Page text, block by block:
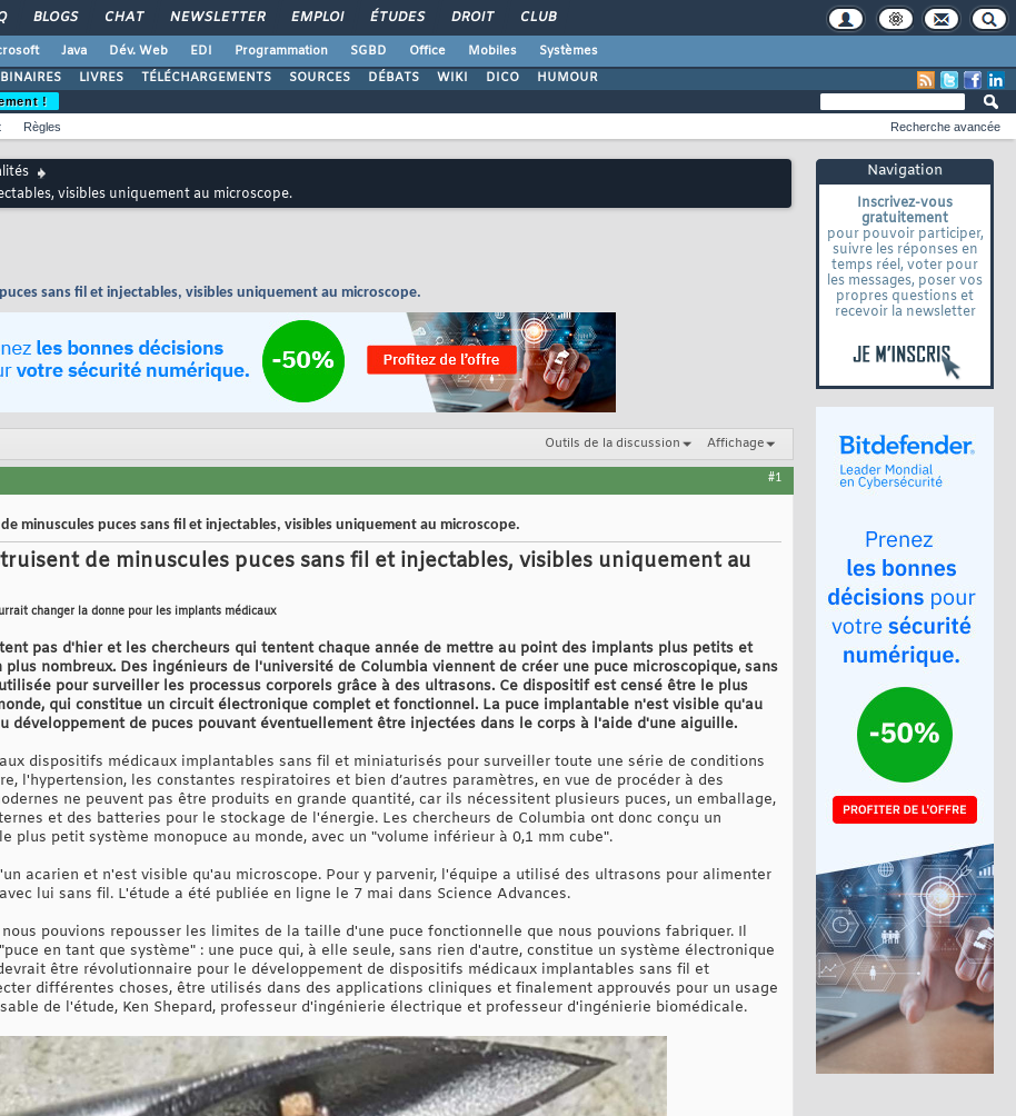
BLOGS CHAT NEWSLETTER EMPLOI ÉTUDES DROIT CLUB
Java Dév. Web EDI Programmation SGBD Office Mobiles
Systèmes
LIVRES TÉLÉCHARGEMENTS SOURCES DÉBATS WIKI DICO HUMOUR
Navigation
Inscrivez-vous
gratuitement
pour pouvoir participer,
suivre les réponses en
temps réel, voter pour
les messages, poser vos
propres questions et
recevoir la newsletter
!
Règles Recherche avancée
visibles uniquement au microscope.
sans fil et injectables, visibles uniquement au microscope.
Outils de la discussion Affichage
#1
minuscules puces sans fil et injectables, visibles uniquement au microscope.
de minuscules puces sans fil et injectables, visibles uniquement au
changer la donne pour les implants médicaux
pas d'hier et les chercheurs qui tentent chaque année de mettre au point des implants plus petits et
nombreux. Des ingénieurs de l'université de Columbia viennent de créer une puce microscopique, sans
pour surveiller les processus corporels grâce à des ultrasons. Ce dispositif est censé être le plus
qui constitue un circuit électronique complet et fonctionnel. La puce implantable n'est visible qu'au
développement de puces pouvant éventuellement être injectées dans le corps à l'aide d'une aiguille.
dispositifs médicaux implantables sans fil et miniaturisés pour surveiller toute une série de conditions
l'hypertension, les constantes respiratoires et bien d’autres paramètres, en vue de procéder à des
ne peuvent pas être produits en grande quantité, car ils nécessitent plusieurs puces, un emballage,
et des batteries pour le stockage de l'énergie. Les chercheurs de Columbia ont donc conçu un
plus petit système monopuce au monde, avec un "volume inférieur à 0,1 mm cube".
acarien et n'est visible qu'au microscope. Pour y parvenir, l'équipe a utilisé des ultrasons pour alimenter
lui sans fil. L'étude a été publiée en ligne le 7 mai dans Science Advances.
pouvions repousser les limites de la taille d'une puce fonctionnelle que nous pouvions fabriquer. Il
en tant que système" : une puce qui, à elle seule, sans rien d'autre, constitue un système électronique
être révolutionnaire pour le développement de dispositifs médicaux implantables sans fil et
différentes choses, être utilisés dans des applications cliniques et finalement approuvés pour un usage
de l'étude, Ken Shepard, professeur d'ingénierie électrique et professeur d'ingénierie biomédicale.